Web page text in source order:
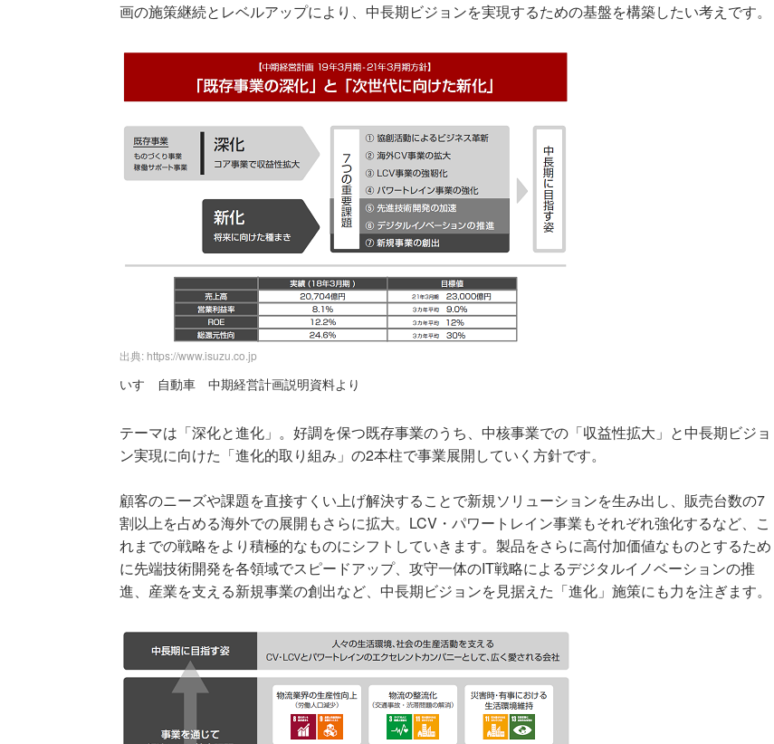
画の施策継続とレベルアップにより、中長期ビジョンを実現するための基盤を構築したい考えです。
出典: https://www.isuzu.co.jp
いすゞ自動車 中期経営計画説明資料より
テーマは「深化と進化」。好調を保つ既存事業のうち、中核事業での「収益性拡大」と中長期ビジョ
ン実現に向けた「進化的取り組み」の2本柱で事業展開していく方針です。
顧客のニーズや課題を直接すくい上げ解決することで新規ソリューションを生み出し、販売台数の7
割以上を占める海外での展開もさらに拡大。LCV・パワートレイン事業もそれぞれ強化するなど、こ
れまでの戦略をより積極的なものにシフトしていきます。製品をさらに高付加価値なものとするため
に先端技術開発を各領域でスピードアップ、攻守一体のIT戦略によるデジタルイノベーションの推
進、産業を支える新規事業の創出など、中長期ビジョンを見据えた「進化」施策にも力を注ぎます。